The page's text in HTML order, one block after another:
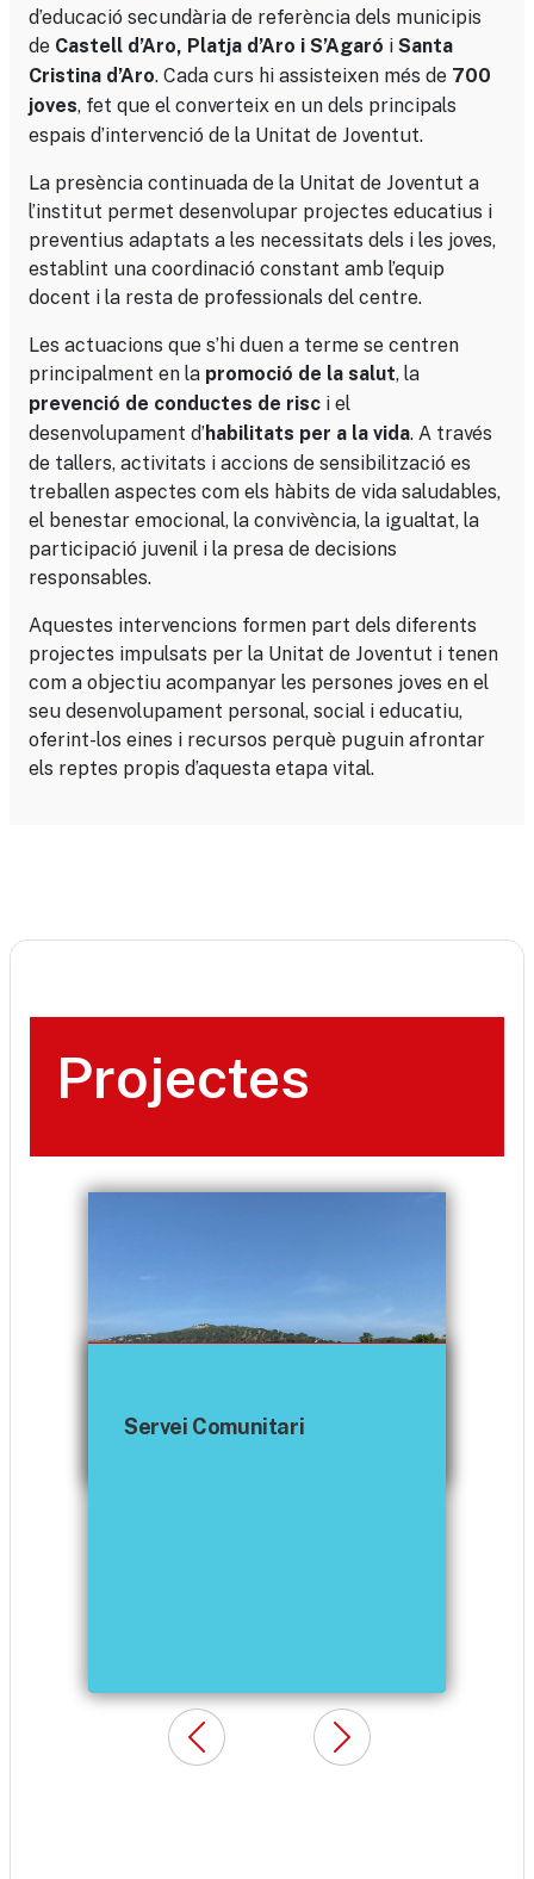
d’educació secundària de referència dels municipis
de Castell d’Aro, Platja d’Aro i S’Agaró i Santa
Cristina d’Aro. Cada curs hi assisteixen més de 700
joves, fet que el converteix en un dels principals
espais d’intervenció de la Unitat de Joventut.
La presència continuada de la Unitat de Joventut a
l’institut permet desenvolupar projectes educatius i
preventius adaptats a les necessitats dels i les joves,
establint una coordinació constant amb l’equip
docent i la resta de professionals del centre.
Les actuacions que s’hi duen a terme se centren
principalment en la promoció de la salut, la
prevenció de conductes de risc i el
desenvolupament d’habilitats per a la vida. A través
de tallers, activitats i accions de sensibilització es
treballen aspectes com els hàbits de vida saludables,
el benestar emocional, la convivència, la igualtat, la
participació juvenil i la presa de decisions
responsables.
Aquestes intervencions formen part dels diferents
projectes impulsats per la Unitat de Joventut i tenen
com a objectiu acompanyar les persones joves en el
seu desenvolupament personal, social i educatiu,
oferint-los eines i recursos perquè puguin afrontar
els reptes propis d’aquesta etapa vital.
Projectes
Agenda Escolar de salut
Servei Comunitari